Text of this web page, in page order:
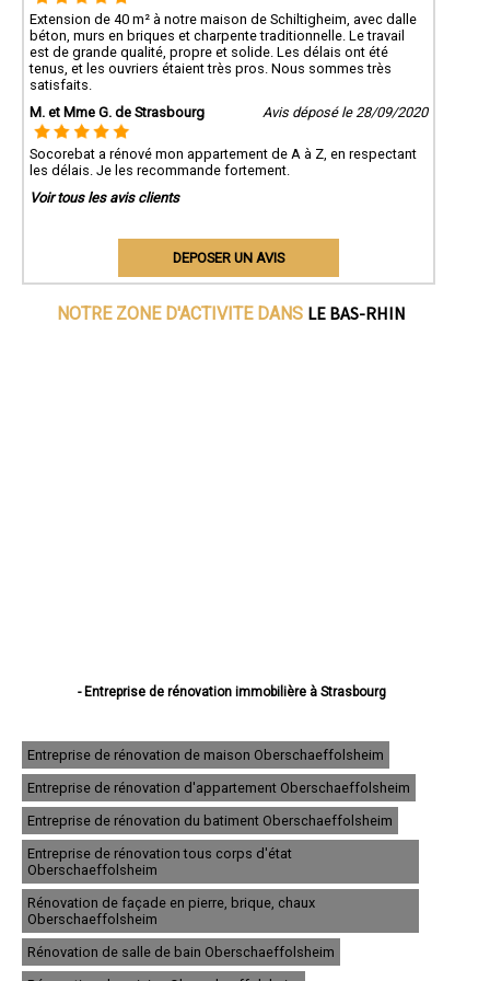
Extension de 40 m² à notre maison de Schiltigheim, avec dalle
béton, murs en briques et charpente traditionnelle. Le travail
est de grande qualité, propre et solide. Les délais ont été
tenus, et les ouvriers étaient très pros. Nous sommes très
satisfaits.
M. et Mme G. de Strasbourg
Avis déposé le 28/09/2020
Socorebat a rénové mon appartement de A à Z, en respectant
les délais. Je les recommande fortement.
Voir tous les avis clients
DEPOSER UN AVIS
NOTRE ZONE D'ACTIVITE DANS LE BAS-RHIN
- Entreprise de rénovation immobilière à Strasbourg
- Entreprise de rénovation immobilière à Illkirch-Graffenstaden
- Entreprise de rénovation immobilière à Sélestat
- Entreprise de rénovation immobilière à Bischheim
- Entreprise de rénovation immobilière à Lingolsheim
- Entreprise de rénovation immobilière à Bischwiller
- Entreprise de rénovation immobilière à Saverne
- Entreprise de rénovation immobilière à Obernai
- Entreprise de rénovation immobilière à Ostwald
- Entreprise de rénovation immobilière à Hœnheim
- Entreprise de rénovation immobilière à Erstein
- Entreprise de rénovation immobilière à Brumath
- Entreprise de rénovation immobilière à Molsheim
Entreprise de rénovation de maison Oberschaeffolsheim
Entreprise de rénovation d'appartement Oberschaeffolsheim
Entreprise de rénovation du batiment Oberschaeffolsheim
Entreprise de rénovation tous corps d'état
Oberschaeffolsheim
Rénovation de façade en pierre, brique, chaux
Oberschaeffolsheim
Rénovation de salle de bain Oberschaeffolsheim